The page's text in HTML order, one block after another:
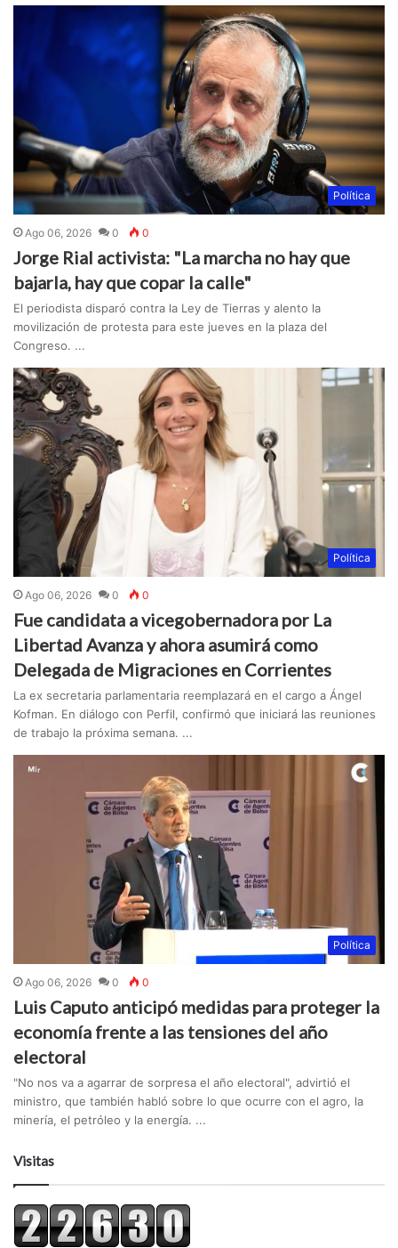
Política
Ago 06, 2026 0 0
Jorge Rial activista: "La marcha no hay que
bajarla, hay que copar la calle"
El periodista disparó contra la Ley de Tierras y alento la
movilización de protesta para este jueves en la plaza del
Congreso. ...
Política
Ago 06, 2026 0 0
Fue candidata a vicegobernadora por La
Libertad Avanza y ahora asumirá como
Delegada de Migraciones en Corrientes
La ex secretaria parlamentaria reemplazará en el cargo a Ángel
Kofman. En diálogo con Perfil, confirmó que iniciará las reuniones
de trabajo la próxima semana. ...
Política
Ago 06, 2026 0 0
Luis Caputo anticipó medidas para proteger la
economía frente a las tensiones del año
electoral
"No nos va a agarrar de sorpresa el año electoral", advirtió el
ministro, que también habló sobre lo que ocurre con el agro, la
minería, el petróleo y la energía. ...
Visitas